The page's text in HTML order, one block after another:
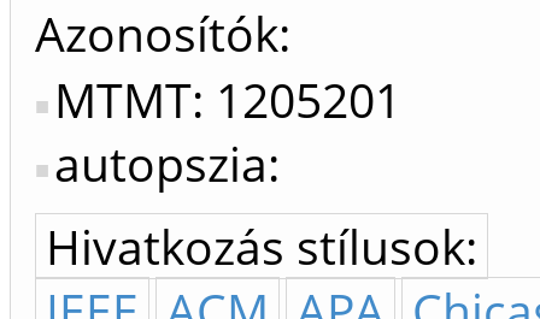
Azonosítók
MTMT: 1205201
autopszia:
Hivatkozás stílusok: